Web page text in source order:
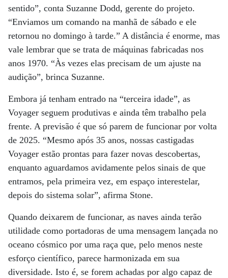
sentido”, conta Suzanne Dodd, gerente do projeto.
“Enviamos um comando na manhã de sábado e ele
retornou no domingo à tarde.” A distância é enorme, mas
vale lembrar que se trata de máquinas fabricadas nos
anos 1970. “Às vezes elas precisam de um ajuste na
audição”, brinca Suzanne.
Embora já tenham entrado na “terceira idade”, as
Voyager seguem produtivas e ainda têm trabalho pela
frente. A previsão é que só parem de funcionar por volta
de 2025. “Mesmo após 35 anos, nossas castigadas
Voyager estão prontas para fazer novas descobertas,
enquanto aguardamos avidamente pelos sinais de que
entramos, pela primeira vez, em espaço interestelar,
depois do sistema solar”, afirma Stone.
Quando deixarem de funcionar, as naves ainda terão
utilidade como portadoras de uma mensagem lançada no
oceano cósmico por uma raça que, pelo menos neste
esforço científico, parece harmonizada em sua
diversidade. Isto é, se forem achadas por algo capaz de